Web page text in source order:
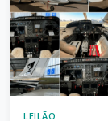
LEILÃO